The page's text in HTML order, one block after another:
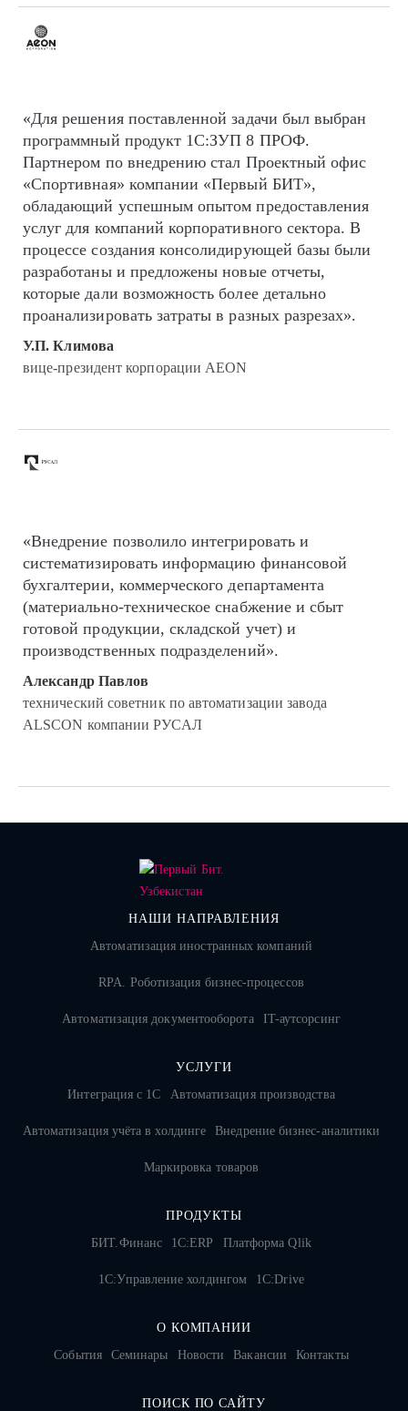
«Для решения поставленной задачи был выбран
программный продукт 1С:ЗУП 8 ПРОФ.
Партнером по внедрению стал Проектный офис
«Спортивная» компании «Первый БИТ»,
обладающий успешным опытом предоставления
услуг для компаний корпоративного сектора. В
процессе создания консолидирующей базы были
разработаны и предложены новые отчеты,
которые дали возможность более детально
проанализировать затраты в разных разрезах».
У.П. Климова
вице-президент корпорации AEON
«Внедрение позволило интегрировать и
систематизировать информацию финансовой
бухгалтерии, коммерческого департамента
(материально-техническое снабжение и сбыт
готовой продукции, складской учет) и
производственных подразделений».
Александр Павлов
технический советник по автоматизации завода
ALSCON компании РУСАЛ
НАШИ НАПРАВЛЕНИЯ
Автоматизация иностранных компаний
RPA. Роботизация бизнес-процессов
Автоматизация документооборота IT-аутсорсинг
УСЛУГИ
Интеграция с 1С
Автоматизация производства
Автоматизация учёта в холдинге Внедрение бизнес-аналитики
Маркировка товаров
ПРОДУКТЫ
БИТ.Финанс
1С:ERP Платформа Qlik
1С:Управление холдингом 1C:Drive
О КОМПАНИИ
События
Семинары Новости Вакансии Контакты
ПОИСК ПО САЙТУ